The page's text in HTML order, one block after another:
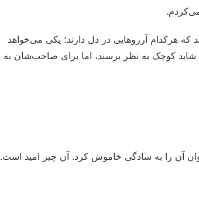
هرکدام آرزوهایی در دل دارند؛ یکی می‌خواهد
شاید کوچک به نظر برسند، اما برای صاحب‌شان به
آن را به سادگی خاموش کرد. آن چیز امید است.